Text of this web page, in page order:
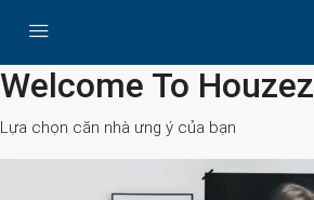
Search
Welcome To Houzez
Lựa chọn căn nhà ưng ý của bạn